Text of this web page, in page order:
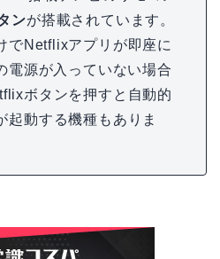
ンが搭載されています。
でNetflixアプリが即座に
電源が入っていない場合
ボタンを押すと自動的
動する機種もありま